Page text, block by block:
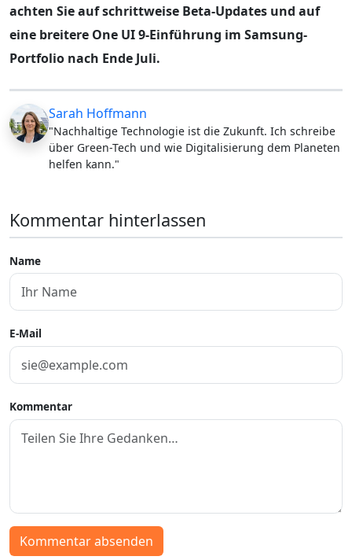
achten Sie auf schrittweise Beta-Updates und auf
eine breitere One UI 9-Einführung im Samsung-
Portfolio nach Ende Juli.
Sarah Hoffmann
"Nachhaltige Technologie ist die Zukunft. Ich schreibe
über Green-Tech und wie Digitalisierung dem Planeten
helfen kann."
Kommentar hinterlassen
Name
E-Mail
Kommentar
Kommentar absenden